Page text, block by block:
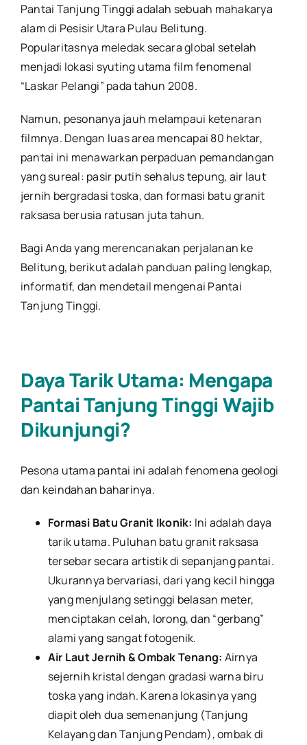
Pantai Tanjung Tinggi adalah sebuah mahakarya
alam di Pesisir Utara Pulau Belitung.
Popularitasnya meledak secara global setelah
menjadi lokasi syuting utama film fenomenal
“Laskar Pelangi” pada tahun 2008.
Namun, pesonanya jauh melampaui ketenaran
filmnya. Dengan luas area mencapai 80 hektar,
pantai ini menawarkan perpaduan pemandangan
yang sureal: pasir putih sehalus tepung, air laut
jernih bergradasi toska, dan formasi batu granit
raksasa berusia ratusan juta tahun.
Bagi Anda yang merencanakan perjalanan ke
Belitung, berikut adalah panduan paling lengkap,
informatif, dan mendetail mengenai Pantai
Tanjung Tinggi.
Daya Tarik Utama: Mengapa
Pantai Tanjung Tinggi Wajib
Dikunjungi?
Pesona utama pantai ini adalah fenomena geologi
dan keindahan baharinya.
Formasi Batu Granit Ikonik: Ini adalah daya
tarik utama. Puluhan batu granit raksasa
tersebar secara artistik di sepanjang pantai.
Ukurannya bervariasi, dari yang kecil hingga
yang menjulang setinggi belasan meter,
menciptakan celah, lorong, dan “gerbang”
alami yang sangat fotogenik.
Air Laut Jernih & Ombak Tenang: Airnya
sejernih kristal dengan gradasi warna biru
toska yang indah. Karena lokasinya yang
diapit oleh dua semenanjung (Tanjung
Kelayang dan Tanjung Pendam), ombak di